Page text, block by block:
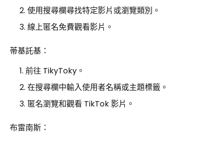
使用搜尋欄尋找特定影片或瀏覽類別。
線上匿名免費觀看影片。
蒂基託基：
前往 TikyToky。
在搜尋欄中輸入使用者名稱或主題標籤。
匿名瀏覽和觀看 TikTok 影片。
布雷南斯：